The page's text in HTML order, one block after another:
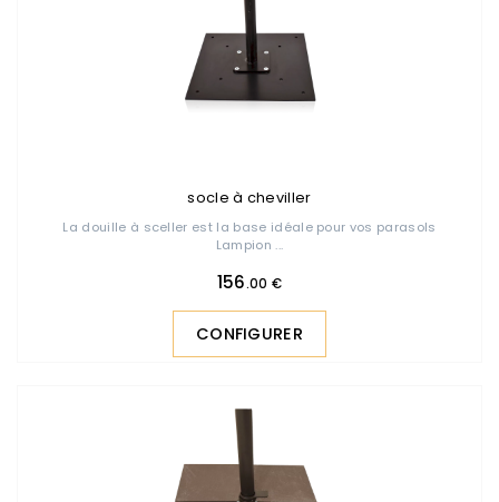
socle à cheviller
La douille à sceller est la base idéale pour vos parasols
Lampion ...
156.00 €
CONFIGURER